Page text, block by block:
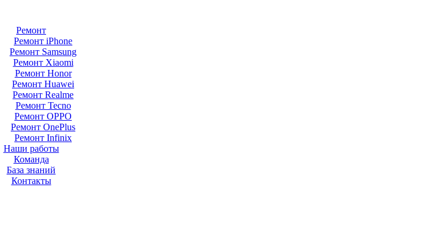
Ремонт
Ремонт iPhone
Ремонт Samsung
Ремонт Xiaomi
Ремонт Honor
Ремонт Huawei
Ремонт Realme
Ремонт Tecno
Ремонт OPPO
Ремонт OnePlus
Ремонт Infinix
Наши работы
Команда
База знаний
Контакты